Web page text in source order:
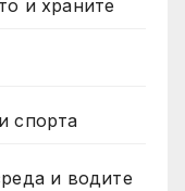
и храните
спорта
и водите